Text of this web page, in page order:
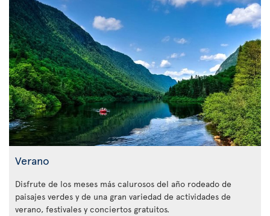
Verano
Disfrute de los meses más calurosos del año rodeado de
paisajes verdes y de una gran variedad de actividades de
verano, festivales y conciertos gratuitos.